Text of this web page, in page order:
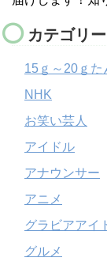
カテゴリー
15ｇ～20ｇ
NHK
お笑い芸人
アイドル
アナウンサー
アニメ
グラビアアイ
グルメ